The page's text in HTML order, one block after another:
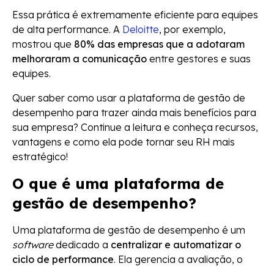
Essa prática é extremamente eficiente para equipes
de alta performance. A Deloitte, por exemplo,
mostrou que 80% das empresas que a adotaram
melhoraram a comunicação entre gestores e suas
equipes.
Quer saber como usar a plataforma de gestão de
desempenho para trazer ainda mais benefícios para
sua empresa? Continue a leitura e conheça recursos,
vantagens e como ela pode tornar seu RH mais
estratégico!
O que é uma plataforma de
gestão de desempenho?
Uma plataforma de gestão de desempenho é um
softwarededicado a centralizar e automatizar o
ciclo de performance. Ela gerencia a avaliação, o